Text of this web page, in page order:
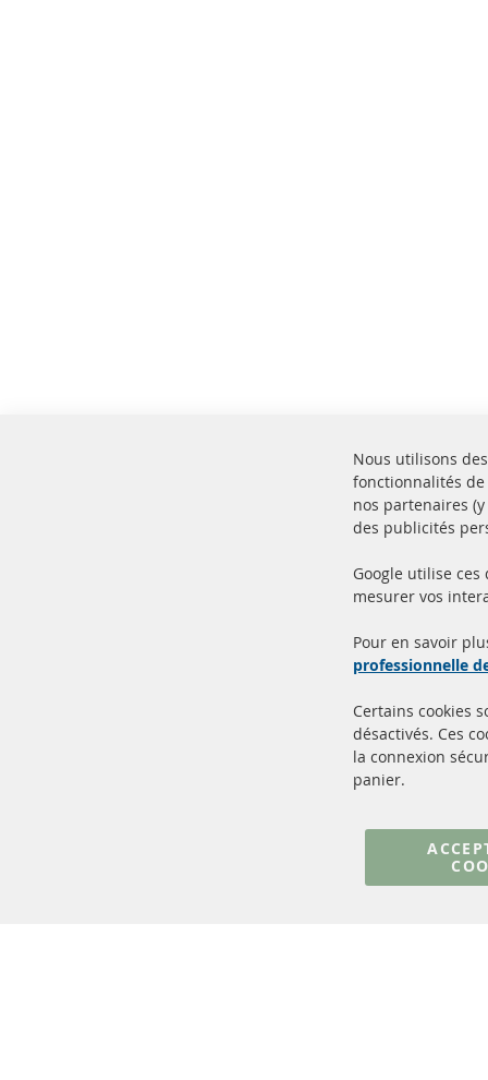
Nous utilisons
fonctionnalités de
nos partenaires
des publicités
Google utilise
mesurer vos
Pour en savoir
professionnelle
Certains cookies
désactivés. Ces
la connexion
panier.